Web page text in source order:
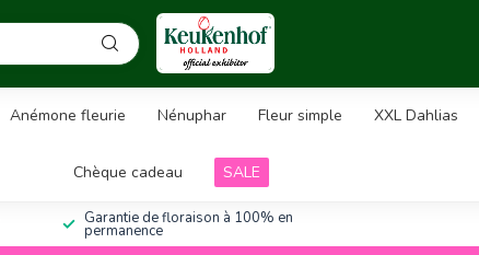
Anémone fleurie Nénuphar Fleur simple XXL Dahlias
Chèque cadeau SALE
Garantie de floraison à 100% en
permanence